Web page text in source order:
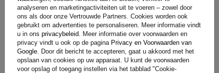
analyseren en marketingactiviteiten uit te voeren – zowel door
ons als door onze Vertrouwde Partners. Cookies worden ook
gebruikt om advertenties te personaliseren. Meer informatie vindt
u in ons privacybeleid . Meer informatie over voorwaarden en
privacy vindt u ook op de pagina Privacy en Voorwaarden van
Google . Door dit bericht te accepteren, gaat u akkoord met het
opslaan van cookies op uw apparaat. U kunt de voorwaarden
voor opslag of toegang instellen via het tabblad "Cookie-